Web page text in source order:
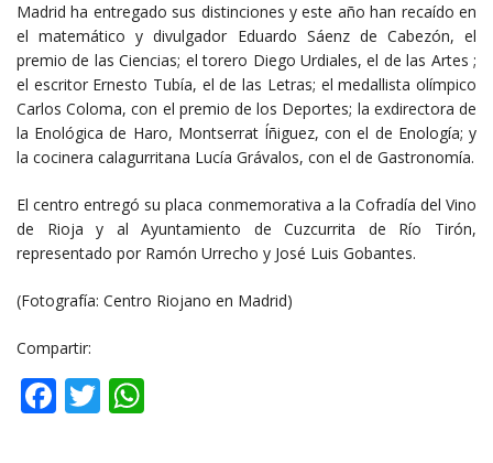
Madrid ha entregado sus distinciones y este año han recaído en
el matemático y divulgador Eduardo Sáenz de Cabezón, el
premio de las Ciencias; el torero Diego Urdiales, el de las Artes ;
el escritor Ernesto Tubía, el de las Letras; el medallista olímpico
Carlos Coloma, con el premio de los Deportes; la exdirectora de
la Enológica de Haro, Montserrat Íñiguez, con el de Enología; y
la cocinera calagurritana Lucía Grávalos, con el de Gastronomía.
El centro entregó su placa conmemorativa a la Cofradía del Vino
de Rioja y al Ayuntamiento de Cuzcurrita de Río Tirón,
representado por Ramón Urrecho y José Luis Gobantes.
(Fotografía: Centro Riojano en Madrid)
Compartir:
Facebook
Twitter